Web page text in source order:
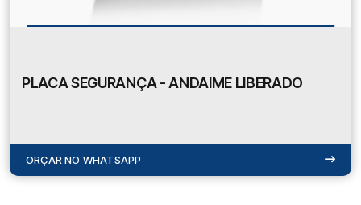
PLACA SEGURANÇA - ANDAIME LIBERADO
ORÇAR NO WHATSAPP